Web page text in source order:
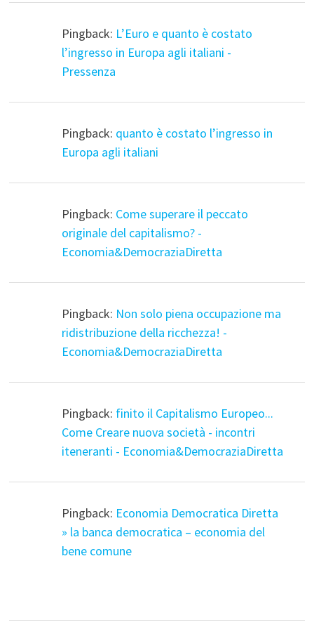
Pingback: L’Euro e quanto è costato
l’ingresso in Europa agli italiani -
Pressenza
Pingback: quanto è costato l’ingresso in
Europa agli italiani
Pingback: Come superare il peccato
originale del capitalismo? -
Economia&DemocraziaDiretta
Pingback: Non solo piena occupazione ma
ridistribuzione della ricchezza! -
Economia&DemocraziaDiretta
Pingback: finito il Capitalismo Europeo...
Come Creare nuova società - incontri
iteneranti - Economia&DemocraziaDiretta
Pingback: Economia Democratica Diretta
» la banca democratica – economia del
bene comune